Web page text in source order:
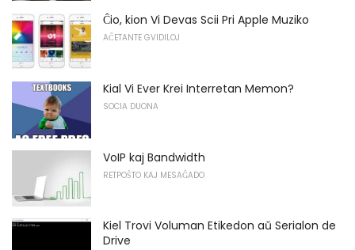
Ĉio, kion Vi Devas Scii Pri Apple Muziko
AĈETANTE GVIDILOJ
Kial Vi Ever Krei Interretan Memon?
SOCIA DUONA
VoIP kaj Bandwidth
RETPOŜTO KAJ MESAĜADO
Kiel Trovi Voluman Etikedon aŭ Serialon de
Drive